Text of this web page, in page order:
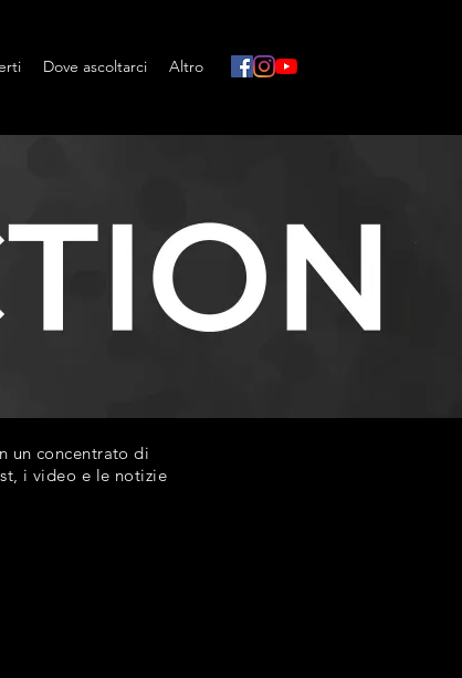
Dove ascoltarci Altro
un concentrato di
i video e le notizie